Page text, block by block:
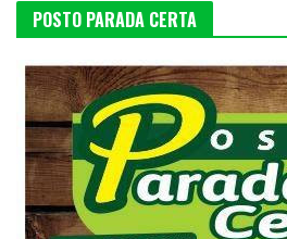
POSTO PARADA CERTA